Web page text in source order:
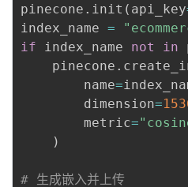
pinecone . init ( api_key
index_name =
if index_name not in
    pinecone
.
        name
=
        dimension
=
        metric
=
)
# 生成嵌入并上传